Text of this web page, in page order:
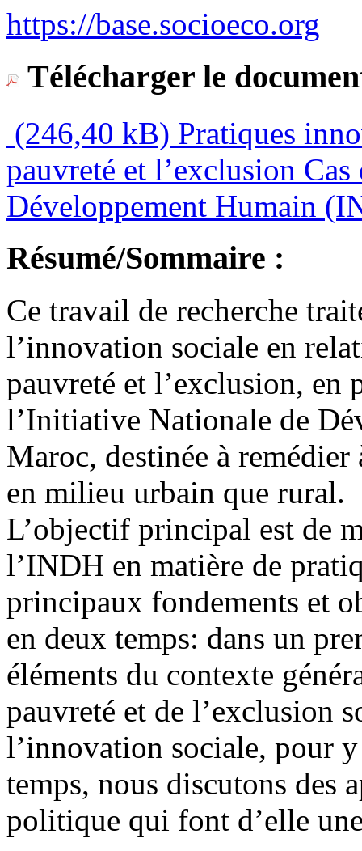
https://base.socioeco.org
Télécharger le
(246,40 kB) Pratiques
pauvreté et l’exclusion
Développement Humain
Résumé/Sommaire :
Ce travail de recherche
l’innovation sociale en
pauvreté et l’exclusion, en
l’Initiative Nationale de
Maroc, destinée à
en milieu urbain que rural.
L’objectif principal est de
l’INDH en matière de
principaux fondements et
en deux temps: dans un
éléments du contexte
pauvreté et de l’exclusion
l’innovation sociale, pour
temps, nous discutons des
politique qui font d’elle